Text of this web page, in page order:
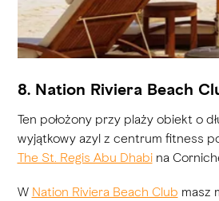
8. Nation Riviera Beach
Ten położony przy plaży obiekt o
wyjątkowy azyl z centrum fitness
The St. Regis Abu Dhabina
W Nation Riviera Beach Club masz